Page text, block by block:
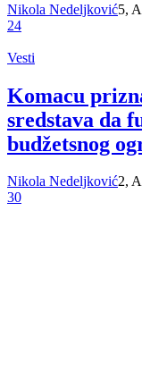
Nikola Nedeljković5,
24
Vesti
Komacu
sredstava da
budžetsnog
Nikola Nedeljković2,
30